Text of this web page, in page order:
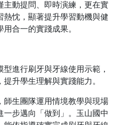
動提問、即時演練，更在實
忱，顯著提升學習動機與健
合一的實踐成果。
進行刷牙與牙線使用示範，
升學生理解與實踐能力。
生團隊運用情境教學與現場
步邁向「做到」。玉山國中